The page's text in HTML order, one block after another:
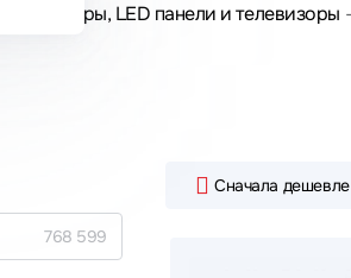
Мониторы, LED панели и телевизоры
Сначала дешевле